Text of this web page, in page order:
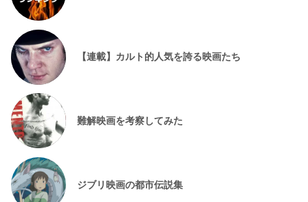
【連載】カルト的人気を誇る映画たち
難解映画を考察してみた
ジブリ映画の都市伝説集